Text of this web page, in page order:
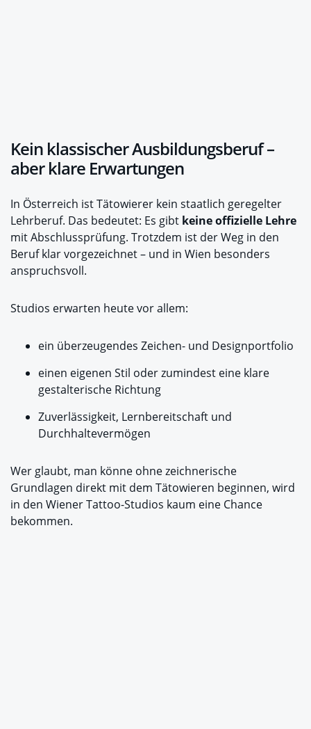
Kein klassischer Ausbildungsberuf –
aber klare Erwartungen
In Österreich ist Tätowierer kein staatlich geregelter
Lehrberuf. Das bedeutet: Es gibt keine offizielle Lehre
mit Abschlussprüfung. Trotzdem ist der Weg in den
Beruf klar vorgezeichnet – und in Wien besonders
anspruchsvoll.
Studios erwarten heute vor allem:
ein überzeugendes Zeichen- und Designportfolio
einen eigenen Stil oder zumindest eine klare
gestalterische Richtung
Zuverlässigkeit, Lernbereitschaft und
Durchhaltevermögen
Wer glaubt, man könne ohne zeichnerische
Grundlagen direkt mit dem Tätowieren beginnen, wird
in den Wiener Tattoo-Studios kaum eine Chance
bekommen.